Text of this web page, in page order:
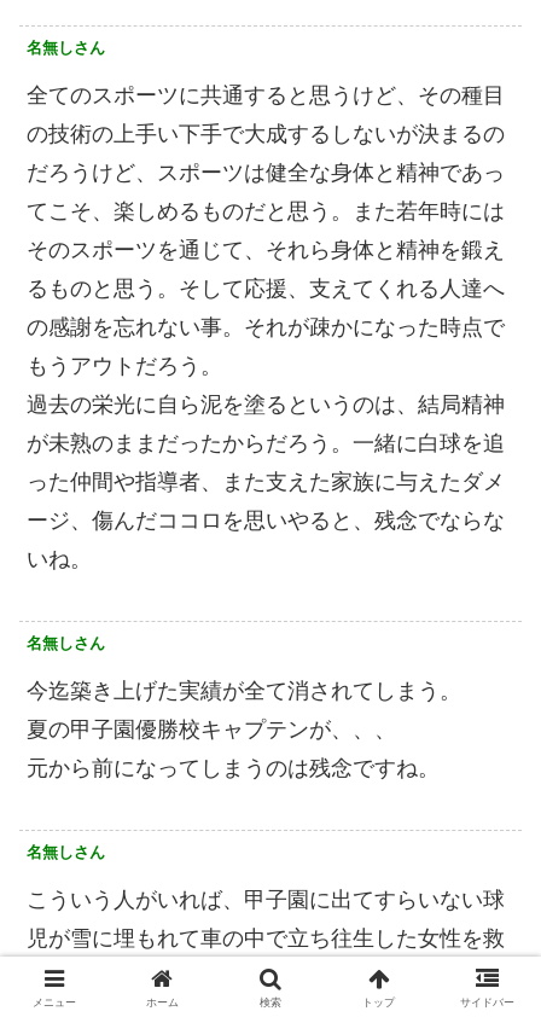
名無しさん
全てのスポーツに共通すると思うけど、その種目
の技術の上手い下手で大成するしないが決まるの
だろうけど、スポーツは健全な身体と精神であっ
てこそ、楽しめるものだと思う。また若年時には
そのスポーツを通じて、それら身体と精神を鍛え
るものと思う。そして応援、支えてくれる人達へ
の感謝を忘れない事。それが疎かになった時点で
もうアウトだろう。
過去の栄光に自ら泥を塗るというのは、結局精神
が未熟のままだったからだろう。一緒に白球を追
った仲間や指導者、また支えた家族に与えたダメ
ージ、傷んだココロを思いやると、残念でならな
いね。
名無しさん
今迄築き上げた実績が全て消されてしまう。
夏の甲子園優勝校キャプテンが、、、
元から前になってしまうのは残念ですね。
名無しさん
こういう人がいれば、甲子園に出てすらいない球
児が雪に埋もれて車の中で立ち往生した女性を救
ったりもする。
メニュー ホーム 検索 トップ サイドバー